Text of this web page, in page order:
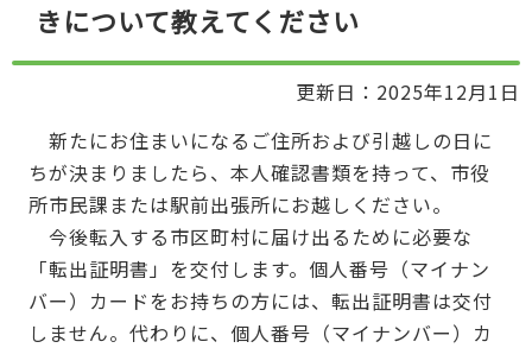
きについて教えてください
更新日：2025年12月1日
新たにお住まいになるご住所および引越しの日に
ちが決まりましたら、本人確認書類を持って、市役
所市民課または駅前出張所にお越しください。
今後転入する市区町村に届け出るために必要な
「転出証明書」を交付します。個人番号（マイナン
バー）カードをお持ちの方には、転出証明書は交付
しません。代わりに、個人番号（マイナンバー）カ